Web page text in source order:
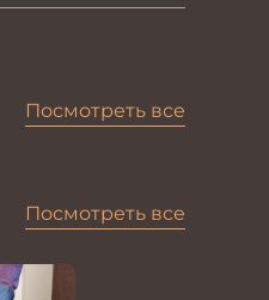
Посмотреть все
Посмотреть все